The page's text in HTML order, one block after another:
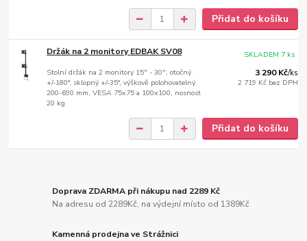
Přidat do košíku
Držák na 2 monitory EDBAK SV08
Stolní držák na 2 monitory 15" - 30", otočný
+/-180°, sklopný +/-35°, výškově polohovatelný
200-690 mm, VESA 75x75 a 100x100, nosnost
20 kg
3 290 Kč/ks
2 719 Kč bez DPH
SKLADEM 7 ks
Přidat do košíku
Doprava ZDARMA při nákupu nad 2289 Kč
Na adresu od 2289Kč, na výdejní místo od 1389Kč
Kamenná prodejna ve Strážnici